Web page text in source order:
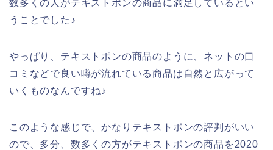
数多くの人がテキストポンの商品に満足しているとい
うことでした♪
やっぱり、テキストポンの商品のように、ネットの口
コミなどで良い噂が流れている商品は自然と広がって
いくものなんですね♪
このような感じで、かなりテキストポンの評判がいい
ので、多分、数多くの方がテキストポンの商品を2020